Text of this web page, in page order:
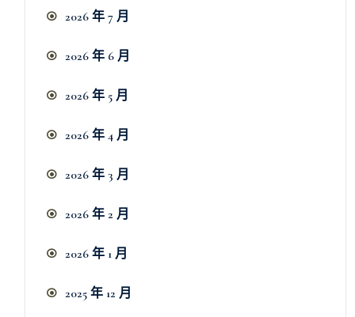
2026 年 7 月
2026 年 6 月
2026 年 5 月
2026 年 4 月
2026 年 3 月
2026 年 2 月
2026 年 1 月
2025 年 12 月